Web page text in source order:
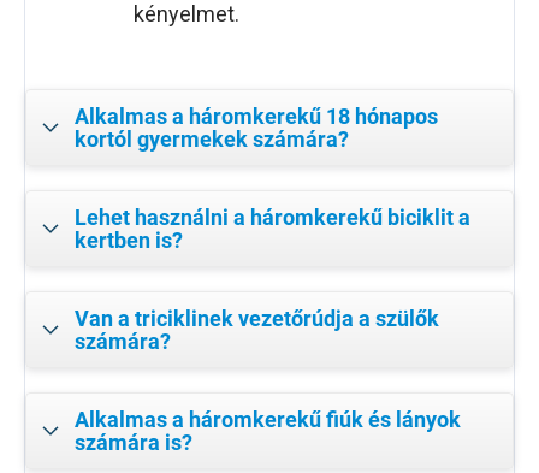
kényelmet.
Alkalmas a háromkerekű 18 hónapos
kortól gyermekek számára?
Lehet használni a háromkerekű biciklit a
kertben is?
Van a triciklinek vezetőrúdja a szülők
számára?
Alkalmas a háromkerekű fiúk és lányok
számára is?